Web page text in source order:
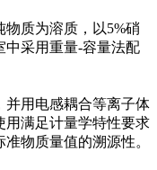
质为溶质，以5%硝
采用重量-容量法配
并用电感耦合等离子体
用满足计量学特性要求
物质量值的溯源性。